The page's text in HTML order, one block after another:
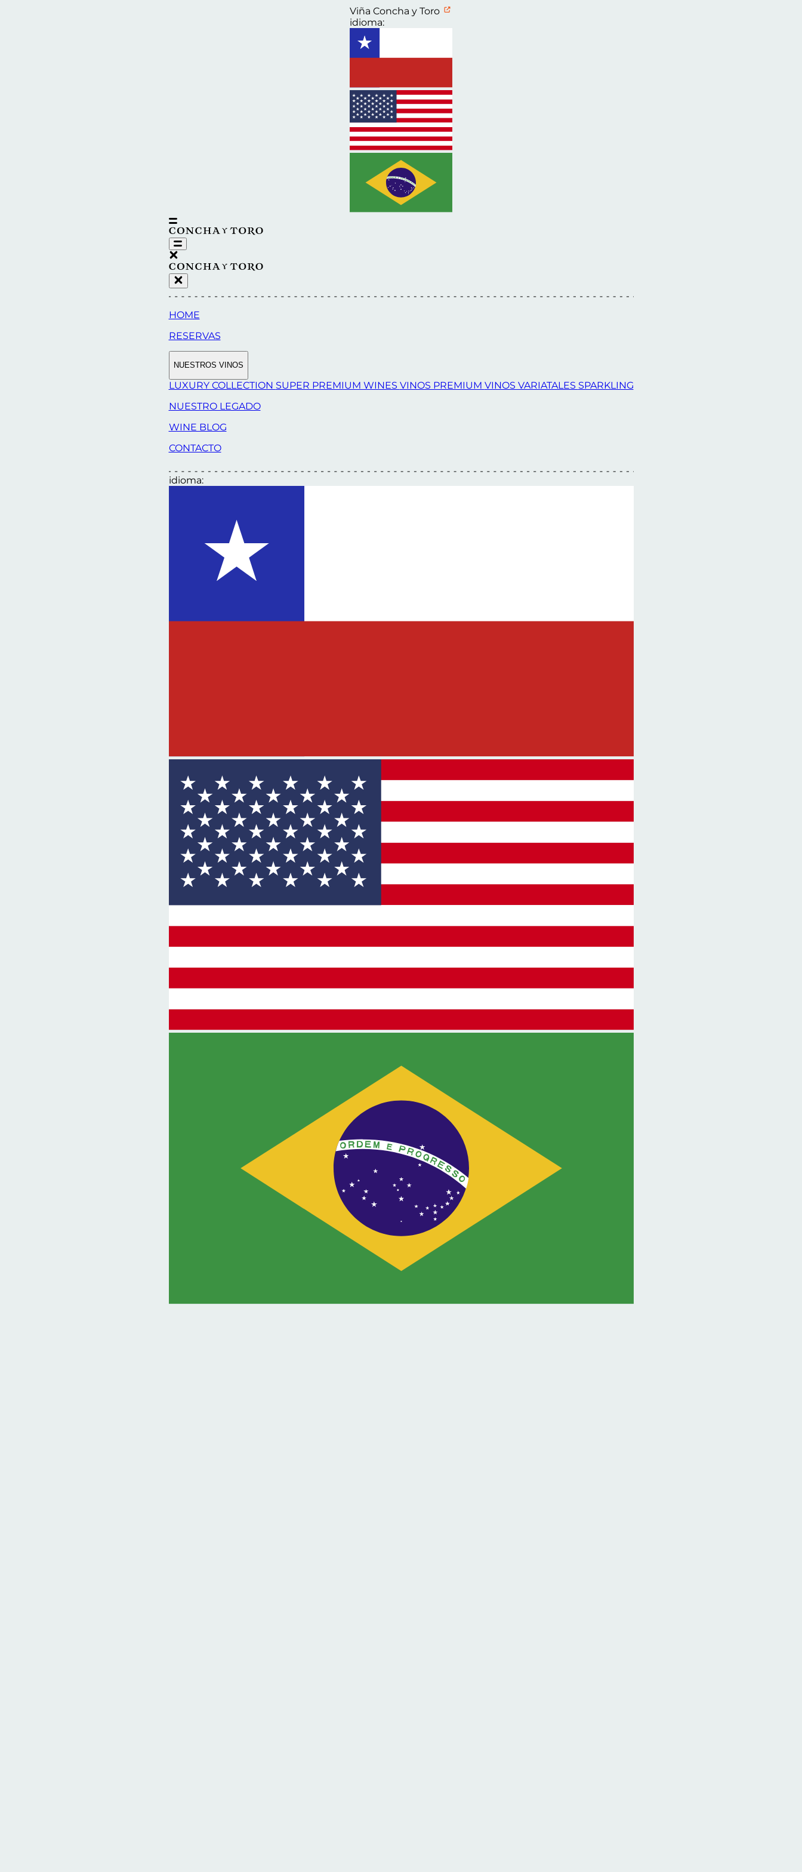
Viña Concha y Toro
idioma:
HOME
RESERVAS
NUESTROS VINOS
LUXURY COLLECTION SUPER PREMIUM WINES VINOS PREMIUM VINOS VARIATALES SPARKLING
NUESTRO LEGADO
WINE BLOG
CONTACTO
idioma: